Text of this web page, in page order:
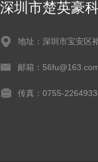
深圳市楚英豪
地址：深圳市宝安区
邮箱：
传真：0755-